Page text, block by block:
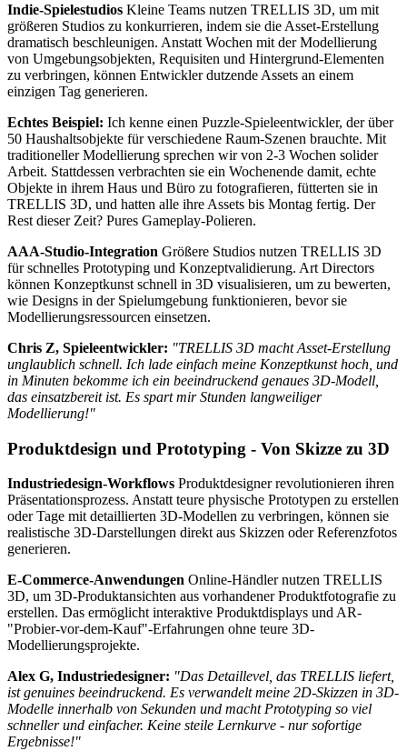
Indie-Spielestudios Kleine Teams nutzen TRELLIS 3D, um mit
größeren Studios zu konkurrieren, indem sie die Asset-Erstellung
dramatisch beschleunigen. Anstatt Wochen mit der Modellierung
von Umgebungsobjekten, Requisiten und Hintergrund-Elementen
zu verbringen, können Entwickler dutzende Assets an einem
einzigen Tag generieren.
Echtes Beispiel: Ich kenne einen Puzzle-Spieleentwickler, der über
50 Haushaltsobjekte für verschiedene Raum-Szenen brauchte. Mit
traditioneller Modellierung sprechen wir von 2-3 Wochen solider
Arbeit. Stattdessen verbrachten sie ein Wochenende damit, echte
Objekte in ihrem Haus und Büro zu fotografieren, fütterten sie in
TRELLIS 3D, und hatten alle ihre Assets bis Montag fertig. Der
Rest dieser Zeit? Pures Gameplay-Polieren.
AAA-Studio-Integration Größere Studios nutzen TRELLIS 3D
für schnelles Prototyping und Konzeptvalidierung. Art Directors
können Konzeptkunst schnell in 3D visualisieren, um zu bewerten,
wie Designs in der Spielumgebung funktionieren, bevor sie
Modellierungsressourcen einsetzen.
Chris Z, Spieleentwickler: "TRELLIS 3D macht Asset-Erstellung
unglaublich schnell. Ich lade einfach meine Konzeptkunst hoch, und
in Minuten bekomme ich ein beeindruckend genaues 3D-Modell,
das einsatzbereit ist. Es spart mir Stunden langweiliger
Modellierung!"
Produktdesign und Prototyping - Von Skizze zu 3D
Industriedesign-Workflows Produktdesigner revolutionieren ihren
Präsentationsprozess. Anstatt teure physische Prototypen zu erstellen
oder Tage mit detaillierten 3D-Modellen zu verbringen, können sie
realistische 3D-Darstellungen direkt aus Skizzen oder Referenzfotos
generieren.
E-Commerce-Anwendungen Online-Händler nutzen TRELLIS
3D, um 3D-Produktansichten aus vorhandener Produktfotografie zu
erstellen. Das ermöglicht interaktive Produktdisplays und AR-
"Probier-vor-dem-Kauf"-Erfahrungen ohne teure 3D-
Modellierungsprojekte.
Alex G, Industriedesigner: "Das Detaillevel, das TRELLIS liefert,
ist genuines beeindruckend. Es verwandelt meine 2D-Skizzen in 3D-
Modelle innerhalb von Sekunden und macht Prototyping so viel
schneller und einfacher. Keine steile Lernkurve - nur sofortige
Ergebnisse!"